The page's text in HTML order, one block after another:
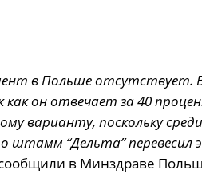
в Польше отсутствует.
он отвечает за 40
варианту, поскольку
штамм “Дельта”
в Минздраве